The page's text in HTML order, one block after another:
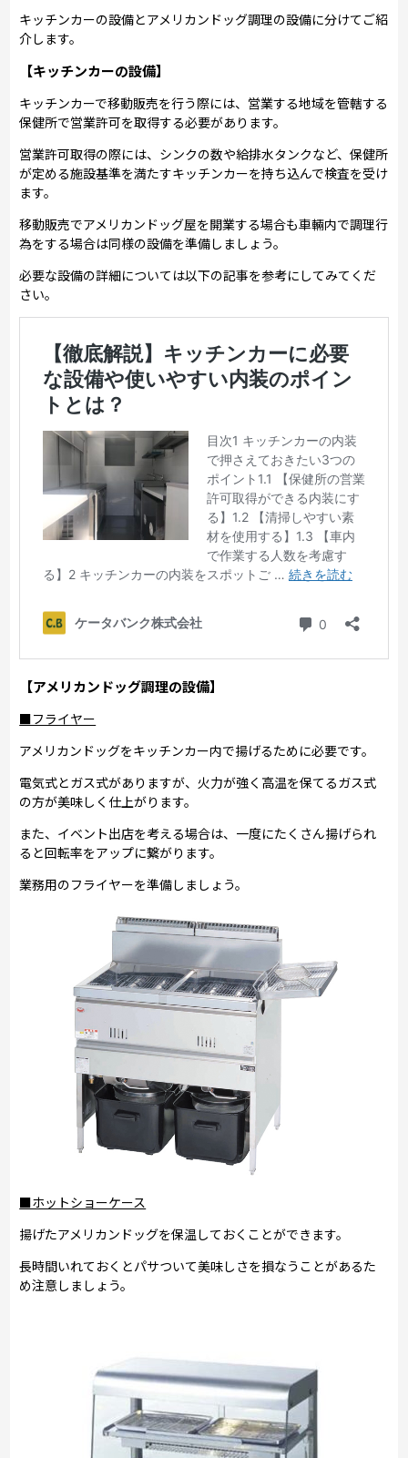
キッチンカーの設備とアメリカンドッグ調理の設備に分けてご紹
介します。
【キッチンカーの設備】
キッチンカーで移動販売を行う際には、営業する地域を管轄する
保健所で営業許可を取得する必要があります。
営業許可取得の際には、シンクの数や給排水タンクなど、保健所
が定める施設基準を満たすキッチンカーを持ち込んで検査を受け
ます。
移動販売でアメリカンドッグ屋を開業する場合も車輛内で調理行
為をする場合は同様の設備を準備しましょう。
必要な設備の詳細については以下の記事を参考にしてみてくだ
さい。
【アメリカンドッグ調理の設備】
■フライヤー
アメリカンドッグをキッチンカー内で揚げるために必要です。
電気式とガス式がありますが、火力が強く高温を保てるガス式
の方が美味しく仕上がります。
また、イベント出店を考える場合は、一度にたくさん揚げられ
ると回転率をアップに繋がります。
業務用のフライヤーを準備しましょう。
■ホットショーケース
揚げたアメリカンドッグを保温しておくことができます。
長時間いれておくとパサついて美味しさを損なうことがあるた
め注意しましょう。